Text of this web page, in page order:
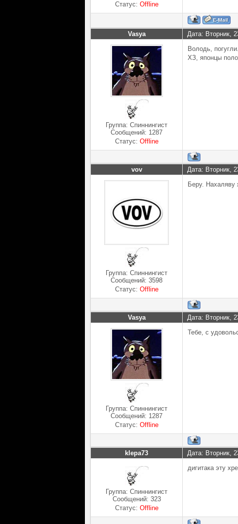
Статус: Offline
Vasya Дата: Вторник,
Группа: Спиннингист
Сообщений: 1287
Статус: Offline
Володь, погугли.
ХЗ, японцы
vov Дата: Вторник,
Группа: Спиннингист
Сообщений: 3598
Статус: Offline
Беру. Нахаляву
Vasya Дата: Вторник,
Группа: Спиннингист
Сообщений: 1287
Статус: Offline
Тебе, с
klepa73 Дата: Вторник,
Группа: Спиннингист
Сообщений: 323
Статус: Offline
дигитака эту